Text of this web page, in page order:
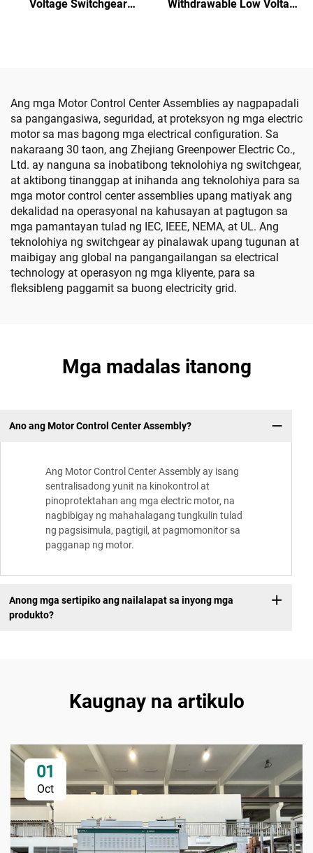
Voltage Switchgear
Withdrawable Low Voltage
Ang mga Motor Control Center Assemblies ay nagpapadali
sa pangangasiwa, seguridad, at proteksyon ng mga electric
motor sa mas bagong mga electrical configuration. Sa
nakaraang 30 taon, ang Zhejiang Greenpower Electric Co.,
Ltd. ay nanguna sa inobatibong teknolohiya ng switchgear,
at aktibong tinanggap at inihanda ang teknolohiya para sa
mga motor control center assemblies upang matiyak ang
dekalidad na operasyonal na kahusayan at pagtugon sa
mga pamantayan tulad ng IEC, IEEE, NEMA, at UL. Ang
teknolohiya ng switchgear ay pinalawak upang tugunan at
maibigay ang global na pangangailangan sa electrical
technology at operasyon ng mga kliyente, para sa
fleksibleng paggamit sa buong electricity grid.
Mga madalas itanong
Ano ang Motor Control Center Assembly?
Ang Motor Control Center Assembly ay isang
sentralisadong yunit na kinokontrol at
pinoprotektahan ang mga electric motor, na
nagbibigay ng mahahalagang tungkulin tulad
ng pagsisimula, pagtigil, at pagmomonitor sa
pagganap ng motor.
Anong mga sertipiko ang nailalapat sa inyong mga
produkto?
Kaugnay na artikulo
01
Oct